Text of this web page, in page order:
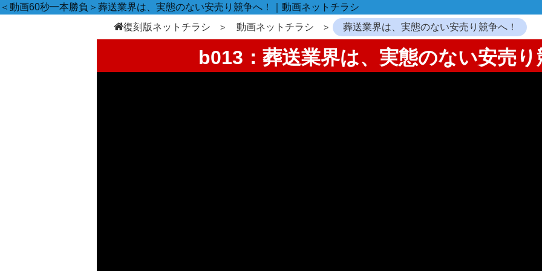
＜動画60秒一本勝負＞葬送業界は、実態のない安売り競争へ！｜動画ネットチラシ
復刻版ネットチラシ
動画ネットチラシ 葬送業界は、実態のない安売り競争へ！
b013：葬送業界は、実態のない安売り